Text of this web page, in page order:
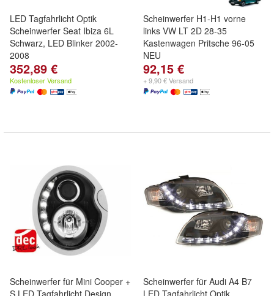
LED Tagfahrlicht Optik
Scheinwerfer Seat Ibiza 6L
Schwarz, LED Blinker 2002-
2008
352,89 €
Kostenloser Versand
Scheinwerfer H1-H1 vorne
links VW LT 2D 28-35
Kastenwagen Pritsche 96-05
NEU
92,15 €
+ 9,90 € Versand
Scheinwerfer für Mini Cooper +
S LED Tagfahrlicht Design
Scheinwerfer für Audi A4 B7
LED Tagfahrlicht Optik